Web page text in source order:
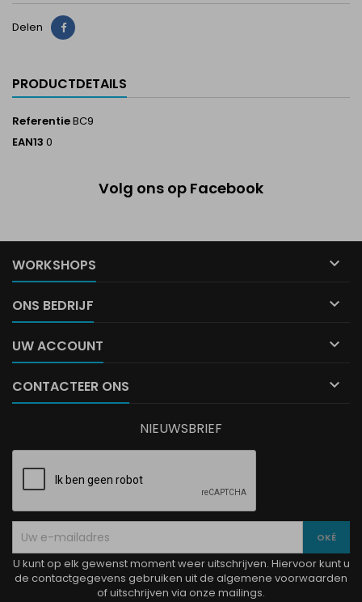
Delen Delen
PRODUCTDETAILS
ReferentieBC9
EAN13 0
Volg ons op Facebook
WORKSHOPS 
ONS BEDRIJF 
UW ACCOUNT 
CONTACTEER ONS 
NIEUWSBRIEF
U kunt op elk gewenst moment weer uitschrijven. Hiervoor kunt u
de contactgegevens gebruiken uit de algemene voorwaarden
of uitschrijven via onze mailings.